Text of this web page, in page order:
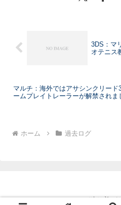
3DS：マ
オテニス
マルチ：海外ではアサシンクリード
ームプレイトレーラーが解禁されま
ホーム 過去ログ
Copyright © 2011-2026 独り善が